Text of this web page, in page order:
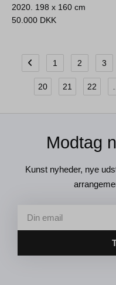
2020. 198 x 160 cm
50.000 DKK
1 2 3
20 21 22
Modtag
Kunst nyheder, nye